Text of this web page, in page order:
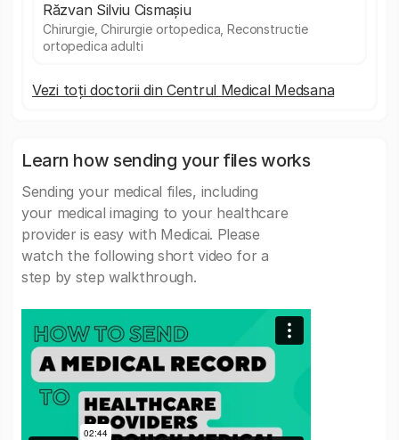
Răzvan Silviu Cismașiu
Chirurgie, Chirurgie ortopedica, Reconstructie
ortopedica adulti
Vezi toți doctorii din Centrul Medical Medsana
Learn how sending your files works
Sending your medical files, including
your medical imaging to your healthcare
provider is easy with Medicai. Please
watch the following short video for a
step by step walkthrough.